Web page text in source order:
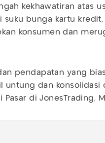
kekhawatiran atas
suku bunga kartu
konsumen dan
pendapatan yang
untung dan konsolidasi
di JonesTrading,